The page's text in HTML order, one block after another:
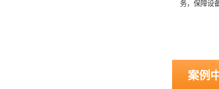
务，保障设
案例